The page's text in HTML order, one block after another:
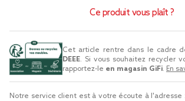
Ce produit vous plaît ?
Cet article rentre dans le cadre
DEEE. Si vous souhaitez recycler
rapportez-le en magasin GiFi. En
Notre service client est à votre écoute à l'adresse :